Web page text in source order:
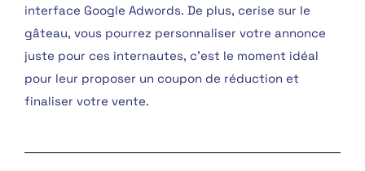
interface Google Adwords. De plus, cerise sur le
gâteau, vous pourrez personnaliser votre annonce
juste pour ces internautes, c’est le moment idéal
pour leur proposer un coupon de réduction et
finaliser votre vente.